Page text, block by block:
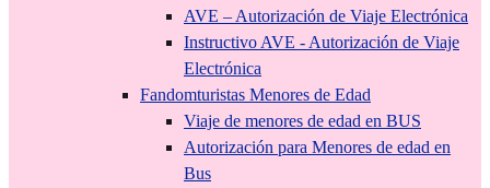
AVE – Autorización de Viaje Electrónica
Instructivo AVE - Autorización de Viaje
Electrónica
Fandomturistas Menores de Edad
Viaje de menores de edad en BUS
Autorización para Menores de edad en
Bus